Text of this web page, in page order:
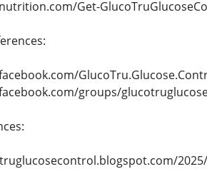
Get-
groups/